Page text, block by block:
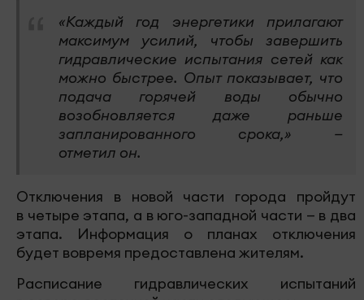
«Каждый год энергетики прилагают
максимум усилий, чтобы завершить
гидравлические испытания сетей как
можно быстрее. Опыт показывает, что
подача горячей воды обычно
возобновляется даже раньше
запланированного срока,» —
отметил он.
Отключения в новой части города пройдут
в четыре этапа, а в юго-западной части — в два
этапа. Информация о планах отключения
будет вовремя предоставлена жителям.
Расписание гидравлических испытаний